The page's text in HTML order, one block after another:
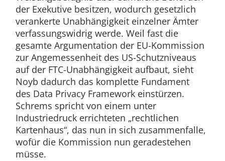
der Exekutive besitzen, wodurch gesetzlich
verankerte Unabhängigkeit einzelner Ämter
verfassungswidrig werde. Weil fast die
gesamte Argumentation der EU-Kommission
zur Angemessenheit des US-Schutzniveaus
auf der FTC-Unabhängigkeit aufbaut, sieht
Noyb dadurch das komplette Fundament
des Data Privacy Framework einstürzen.
Schrems spricht von einem unter
Industriedruck errichteten „rechtlichen
Kartenhaus“, das nun in sich zusammenfalle,
wofür die Kommission nun geradestehen
müsse.